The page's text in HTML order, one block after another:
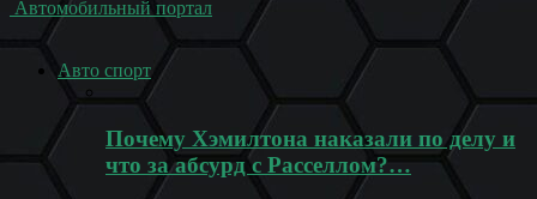
Автомобильный портал
Авто спорт
Почему Хэмилтона наказали по делу и
что за абсурд с Расселлом?…